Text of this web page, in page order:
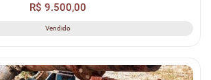
R$ 9.500,00
Vendido